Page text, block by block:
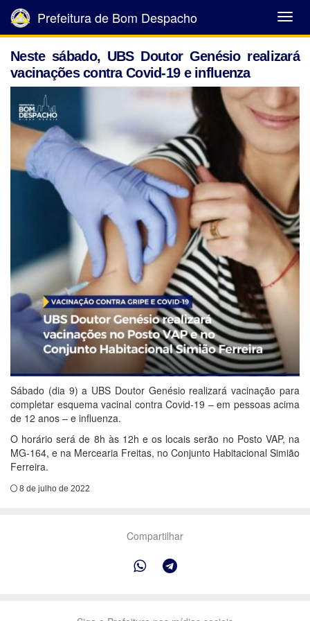
Abrir
Menu
Prefeitura de Bom Despacho
Neste sábado, UBS Doutor Genésio realizará
vacinações contra Covid-19 e influenza
Sábado (dia 9) a UBS Doutor Genésio realizará vacinação para
completar esquema vacinal contra Covid-19 – em pessoas acima
de 12 anos – e influenza.
O horário será de 8h às 12h e os locais serão no Posto VAP, na
MG-164, e na Mercearia Freitas, no Conjunto Habitacional Simião
Ferreira.
8 de julho de 2022
Compartilhar